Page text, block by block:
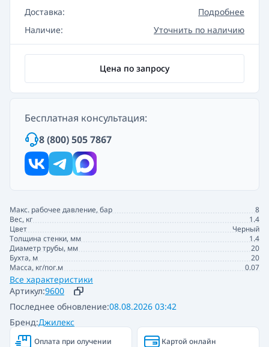
Артикул:9600
Бренд:Джилекс
Последнее обновление:08.08.2026 03:42
Макс. рабочее давление, бар
8
Вес, кг
1.4
Цвет
Черный
Толщина стенки, мм
1.4
Диаметр трубы, мм
20
Бухта, м
20
Масса, кг/пог.м
0.07
Все характеристики
Доставка:
Подробнее
Наличие:
Уточнить по наличию
Цена по запросу
Бесплатная консультация:
8 (800) 505 7867
Оплата при олучении Картой онлайн